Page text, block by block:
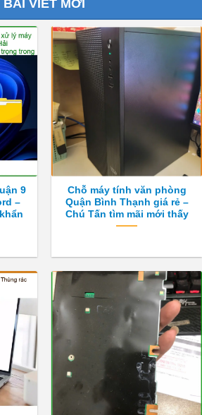
BÀI VIẾT MỚI
9
–
Chỗ máy tính văn phòng
Quận Bình Thạnh giá rẻ –
Chú Tấn tìm mãi mới thấy